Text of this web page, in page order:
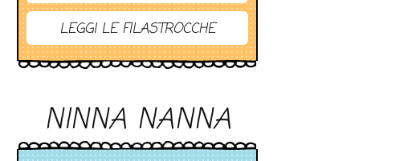
LEGGI LE FILASTROCCHE
NINNA NANNA